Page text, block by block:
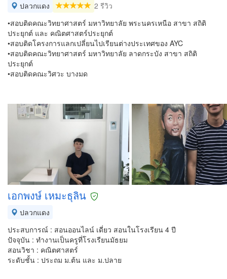
ปลวกแดง
2 รีวิว
•สอบติดคณะวิทยาศาสตร์ มหาวิทยาลัย พระนครเหนือ สาขา สถิติ
ประยุกต์ และ คณิตศาสตร์ประยุกต์
•สอบติดโครงการแลกเปลี่ยนไปเรียนต่างประเทศของ AYC
•สอบติดคณะวิทยาศาสตร์ มหาวิทยาลัย ลาดกระบัง สาขา สถิติ
ประยุกต์
•สอบติดคณะวิศวะ บางมด
เอกพงษ์ เหมะธุลิน
ปลวกแดง
ประสบการณ์ : สอนออนไลน์ เดี่ยว สอนในโรงเรียน 4 ปี
ปัจจุบัน : ทำงานเป็นครูที่โรงเรียนมัธยม
สอนวิชา : คณิตศาสตร์
ระดับชั้น : ประถม ม.ต้น และ ม.ปลาย